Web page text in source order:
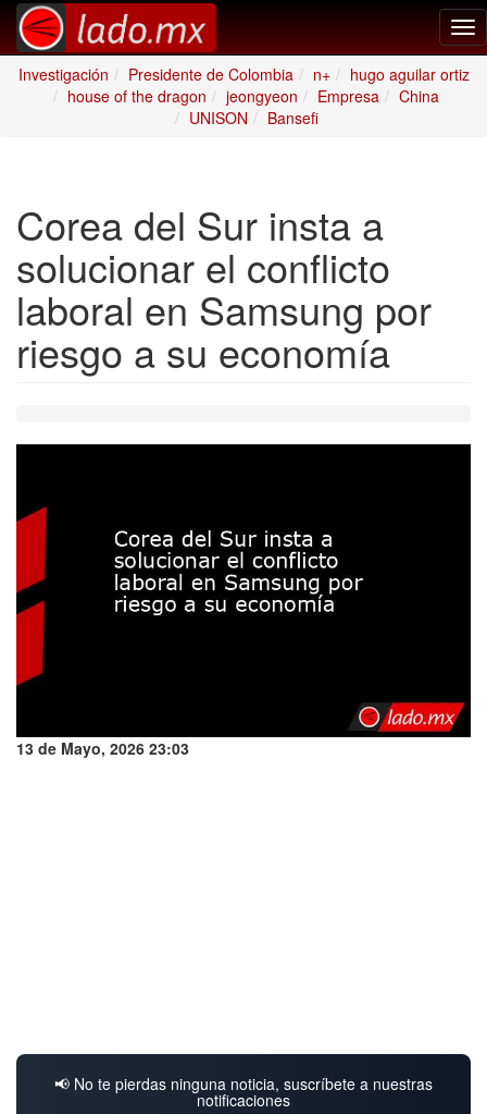
Investigación
Presidente de Colombia n+
hugo aguilar ortiz
house of the dragon
jeongyeon Empresa
China
UNISON
Bansefi
Corea del Sur insta a
solucionar el conflicto
laboral en Samsung por
riesgo a su economía
13 de Mayo, 2026 23:03
📢 No te pierdas ninguna noticia, suscríbete a nuestras
notificaciones